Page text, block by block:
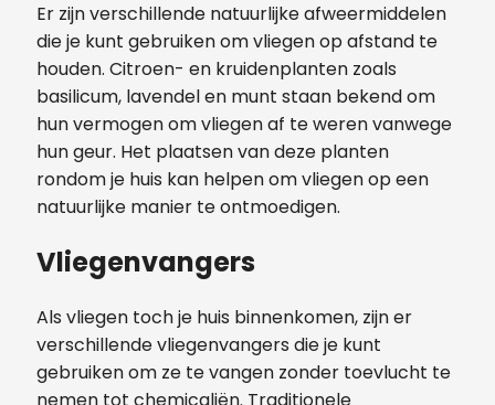
Er zijn verschillende natuurlijke afweermiddelen
die je kunt gebruiken om vliegen op afstand te
houden. Citroen- en kruidenplanten zoals
basilicum, lavendel en munt staan ​​bekend om
hun vermogen om vliegen af ​​te weren vanwege
hun geur. Het plaatsen van deze planten
rondom je huis kan helpen om vliegen op een
natuurlijke manier te ontmoedigen.
Vliegenvangers
Als vliegen toch je huis binnenkomen, zijn er
verschillende vliegenvangers die je kunt
gebruiken om ze te vangen zonder toevlucht te